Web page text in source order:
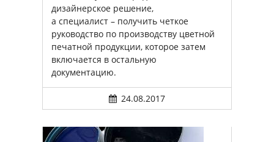
дизайнерское решение,
а специалист – получить четкое
руководство по производству цветной
печатной продукции, которое затем
включается в остальную
документацию.
24.08.2017